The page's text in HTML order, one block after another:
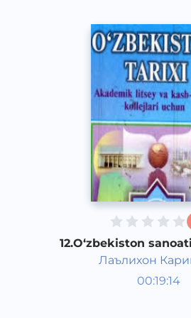
12.O‘zbekiston
xo‘jaligi front
Лаълихон
00:19:14
O‘zbekiston